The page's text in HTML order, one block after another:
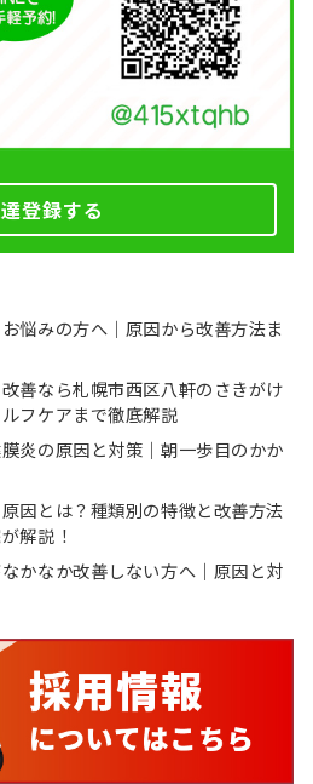
登録する
悩みの方へ｜原因から改善方法ま
善なら札幌市西区八軒のさきがけ
フケアまで徹底解説
炎の原因と対策｜朝一歩目のかか
因とは？種類別の特徴と改善方法
解説！
かなか改善しない方へ｜原因と対